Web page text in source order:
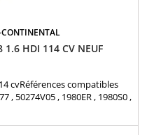
1.6 HDI 114 CV NEUF
cvRéférences compatibles
, 50274V05 , 1980ER , 1980S0 ,